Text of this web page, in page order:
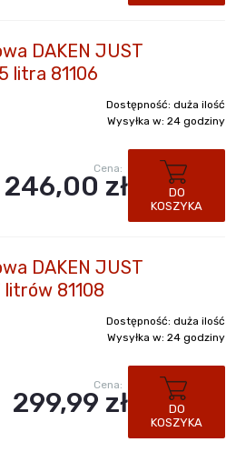
DAKEN JUST
litra 81106
Dostępność: duża ilość
Wysyłka w: 24 godziny
Cena:
246,00 zł
DO
KOSZYKA
DAKEN JUST
81108
Dostępność: duża ilość
Wysyłka w: 24 godziny
Cena:
299,99 zł
DO
KOSZYKA